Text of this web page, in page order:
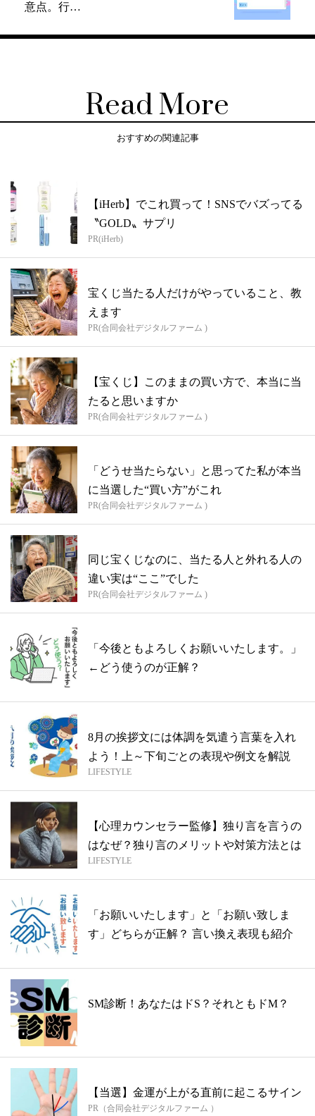
意点。行…
Read More
おすすめの関連記事
【iHerb】でこれ買って！SNSでバズってる
〝GOLD〟サプリ
PR(iHerb)
宝くじ当たる人だけがやっていること、教
えます
PR(合同会社デジタルファーム )
【宝くじ】このままの買い方で、本当に当
たると思いますか
PR(合同会社デジタルファーム )
「どうせ当たらない」と思ってた私が本当
に当選した“買い方”がこれ
PR(合同会社デジタルファーム )
同じ宝くじなのに、当たる人と外れる人の
違い実は“ここ”でした
PR(合同会社デジタルファーム )
「今後ともよろしくお願いいたします。」
←どう使うのが正解？
8月の挨拶文には体調を気遣う言葉を入れ
よう！上～下旬ごとの表現や例文を解説
LIFESTYLE
【心理カウンセラー監修】独り言を言うの
はなぜ？独り言のメリットや対策方法とは
LIFESTYLE
「お願いいたします」と「お願い致しま
す」どちらが正解？ 言い換え表現も紹介
SM診断！あなたはドS？それともドM？
【当選】金運が上がる直前に起こるサイン
PR（合同会社デジタルファーム ）